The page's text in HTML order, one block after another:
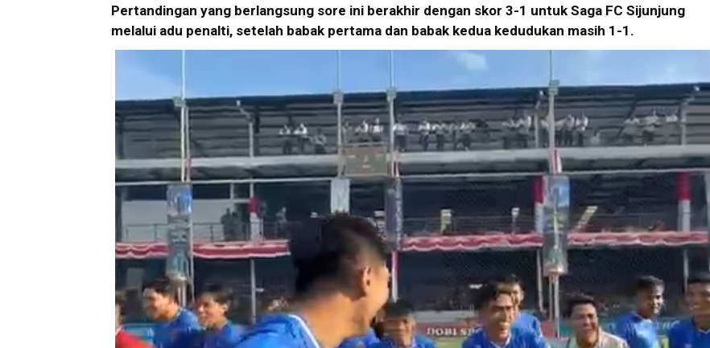
Pertandingan yang berlangsung sore ini berakhir dengan skor 3-1 untuk Saga FC Sijunjung
melalui adu penalti, setelah babak pertama dan babak kedua kedudukan masih 1-1.